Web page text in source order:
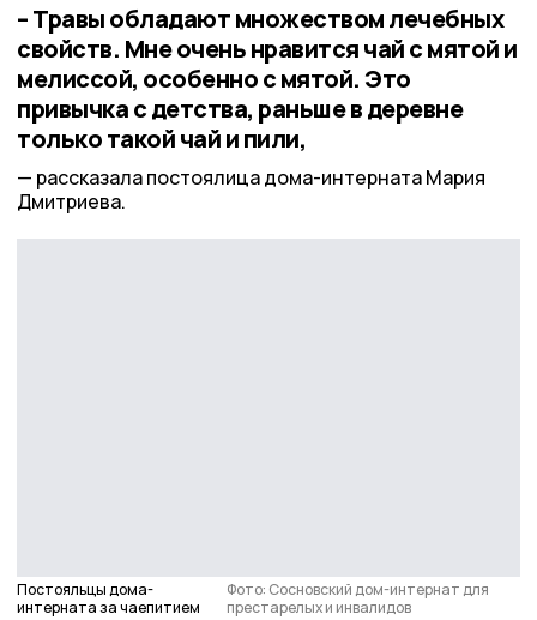
– Травы обладают множеством лечебных
свойств. Мне очень нравится чай с мятой и
мелиссой, особенно с мятой. Это
привычка с детства, раньше в деревне
только такой чай и пили,
рассказала постоялица дома-интерната Мария
Дмитриева.
Постояльцы дома-
интерната за чаепитием
Фото: Сосновский дом-интернат для
престарелых и инвалидов